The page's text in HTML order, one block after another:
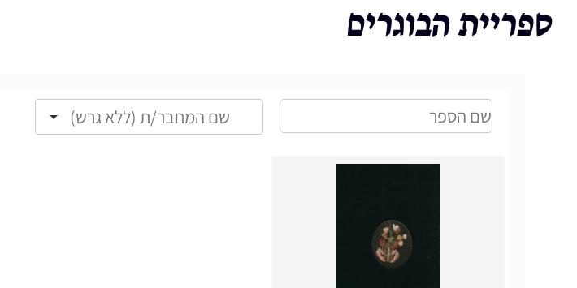
ספריית הבוגרים